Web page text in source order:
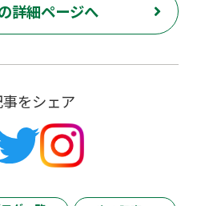
詳細ページへ
をシェア